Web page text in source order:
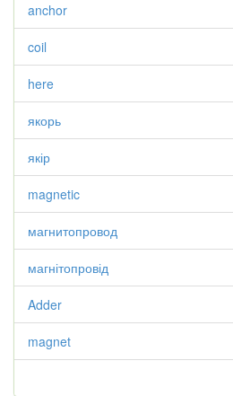
anchor
coil
here
якорь
якір
magnetic
магнитопровод
магнітопровід
Adder
magnet